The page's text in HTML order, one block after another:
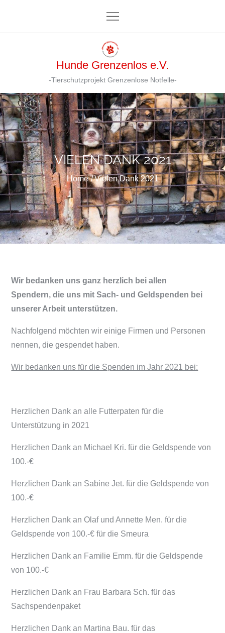
content
Hunde Grenzenlos e.V.
-Tierschutzprojekt Grenzenlose Notfelle-
VIELEN DANK 2021
Home Vielen Dank 2021
Wir bedanken uns ganz herzlich bei allen
Spendern, die uns mit Sach- und Geldspenden bei
unserer Arbeit unterstützen.
Nachfolgend möchten wir einige Firmen und Personen
nennen, die gespendet haben.
Wir bedanken uns für die Spenden im Jahr 2021 bei:
Herzlichen Dank an alle Futterpaten für die
Unterstützung in 2021
Herzlichen Dank an Michael Kri. für die Geldspende von
100.-€
Herzlichen Dank an Sabine Jet. für die Geldspende von
100.-€
Herzlichen Dank an Olaf und Annette Men. für die
Geldspende von 100.-€ für die Smeura
Herzlichen Dank an Familie Emm. für die Geldspende
von 100.-€
Herzlichen Dank an Frau Barbara Sch. für das
Sachspendenpaket
Herzlichen Dank an Martina Bau. für das